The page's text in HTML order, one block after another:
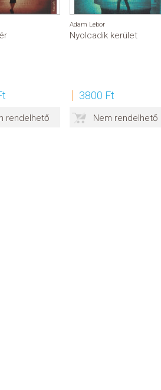
rendelhető
Adam Lebor
Nyolcadik kerület
3800 Ft
Nem rendelhető